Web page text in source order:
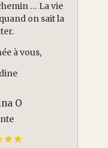
… La vie
on sait la
à vous,
O